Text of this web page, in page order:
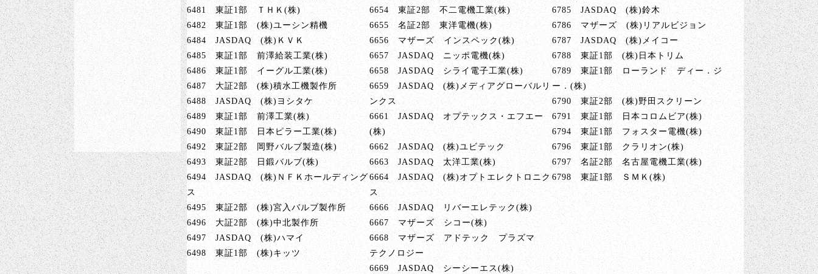
6481 東証1部 ＴＨＫ(株)
6482 東証1部 (株)ユーシン精機
6484 JASDAQ (株)ＫＶＫ
6485 東証1部 前澤給装工業(株)
6486 東証1部 イーグル工業(株)
6487 大証2部 (株)積水工機製作所
6488 JASDAQ (株)ヨシタケ
6489 東証1部 前澤工業(株)
6490 東証1部 日本ピラー工業(株)
6492 東証2部 岡野バルブ製造(株)
6493 東証2部 日鍛バルブ(株)
6494 JASDAQ (株)ＮＦＫホールディング
ス
6495 東証2部 (株)宮入バルブ製作所
6496 大証2部 (株)中北製作所
6497 JASDAQ (株)ハマイ
6498 東証1部 (株)キッツ
6654 東証2部 不二電機工業(株)
6655 名証2部 東洋電機(株)
6656 マザーズ インスペック(株)
6657 JASDAQ ニッポ電機(株)
6658 JASDAQ シライ電子工業(株)
6659 JASDAQ (株)メディアグローバルリ
ンクス
6661 JASDAQ オプテックス・エフエー
(株)
6662 JASDAQ (株)ユビテック
6663 JASDAQ 太洋工業(株)
6664 JASDAQ (株)オプトエレクトロニク
ス
6666 JASDAQ リバーエレテック(株)
6667 マザーズ シコー(株)
6668 マザーズ アドテック プラズマ
テクノロジー
6669 JASDAQ シーシーエス(株)
6785 JASDAQ (株)鈴木
6786 マザーズ (株)リアルビジョン
6787 JASDAQ (株)メイコー
6788 東証1部 (株)日本トリム
6789 東証1部 ローランド ディー．ジ
ー．(株)
6790 東証2部 (株)野田スクリーン
6791 東証1部 日本コロムビア(株)
6794 東証1部 フォスター電機(株)
6796 東証1部 クラリオン(株)
6797 名証2部 名古屋電機工業(株)
6798 東証1部 ＳＭＫ(株)